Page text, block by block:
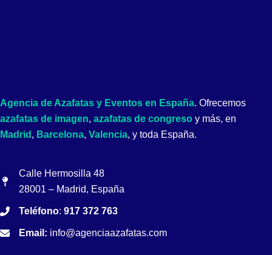
Agencia de Azafatas y Eventos en España. Ofrecemos
azafatas de imagen, azafatas de congreso y más, en
Madrid , Barcelona, Valencia, y toda España.
Calle Hermosilla 48
28001 – Madrid, España
Teléfono: 917 372 763
Email: info@agenciaazafatas.com